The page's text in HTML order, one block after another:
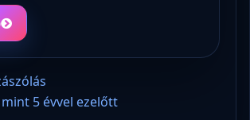
5 évvel ezelőtt